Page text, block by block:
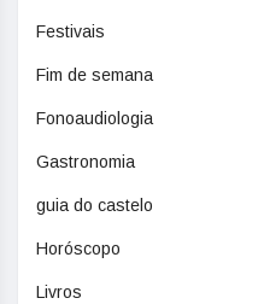
Festivais
Fim de semana
Fonoaudiologia
Gastronomia
guia do castelo
Horóscopo
Livros